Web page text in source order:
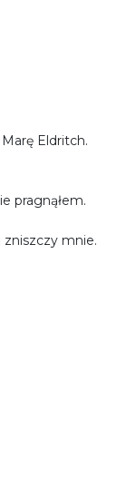
Eldritch.
pragnąłem.
mnie.